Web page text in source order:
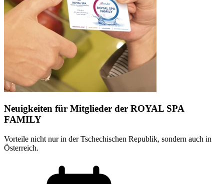
Neuigkeiten für Mitglieder der ROYAL SPA
FAMILY
Vorteile nicht nur in der Tschechischen Republik, sondern auch in
Österreich.